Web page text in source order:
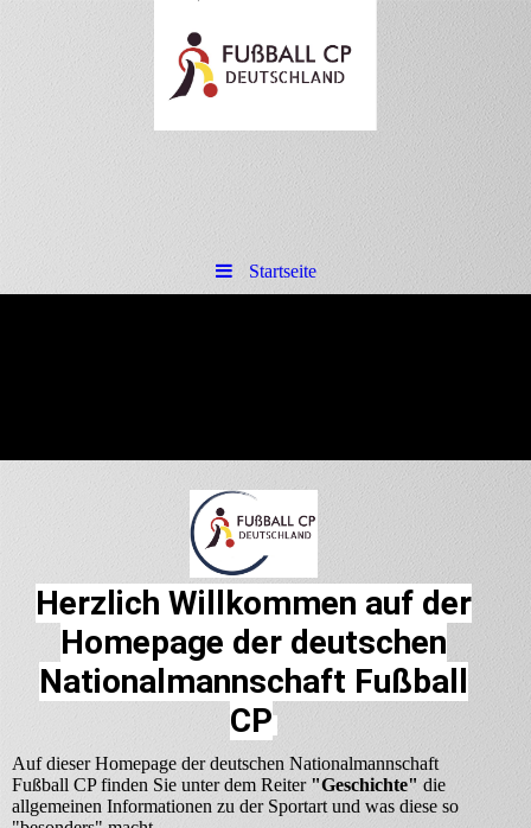
Startseite
Herzlich Willkommen auf der
Homepage der deutschen
Nationalmannschaft Fußball
CP
Auf dieser Homepage der deutschen Nationalmannschaft
Fußball CP finden Sie unter dem Reiter "Geschichte" die
allgemeinen Informationen zu der Sportart und was diese so